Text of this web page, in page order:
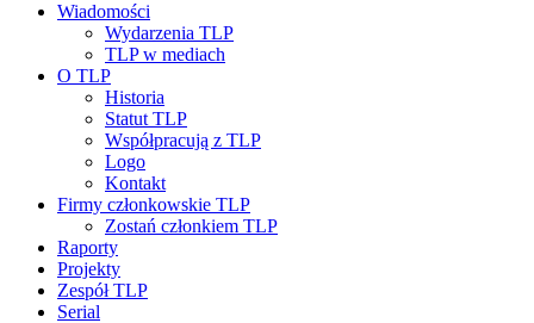
Wiadomości
Wydarzenia TLP
TLP w mediach
O TLP
Historia
Statut TLP
Współpracują z TLP
Logo
Kontakt
Firmy członkowskie TLP
Zostań członkiem TLP
Raporty
Projekty
Zespół TLP
Serial